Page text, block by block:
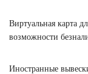
Виртуальная карта
возможности
Иностранные